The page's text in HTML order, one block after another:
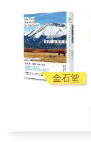
金石堂